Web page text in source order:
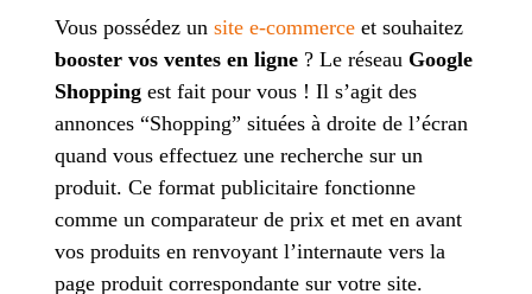
Vous possédez un site e-commerceet souhaitez
booster vos ventes en ligne? Le réseau Google
Shoppingest fait pour vous ! Il s’agit des
annonces “Shopping” situées à droite de l’écran
quand vous effectuez une recherche sur un
produit. Ce format publicitaire fonctionne
comme un comparateur de prix et met en avant
vos produits en renvoyant l’internaute vers la
page produit correspondante sur votre site.